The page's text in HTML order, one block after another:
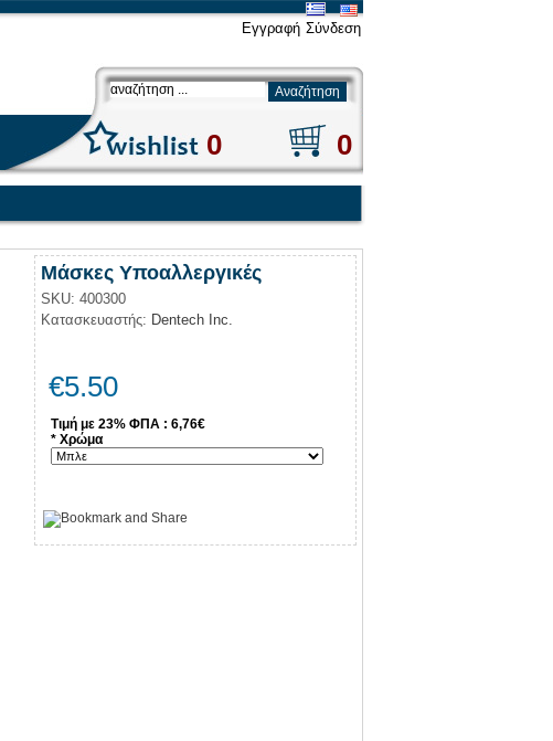
Εγγραφή Σύνδεση
0 0
Μάσκες Υποαλλεργικές
SKU: 400300
Κατασκευαστής: Dentech Inc.
€5.50
Τιμή με 23% ΦΠΑ : 6,76€
* Χρώμα